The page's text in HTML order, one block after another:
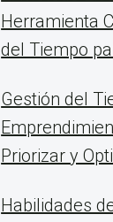
Herramienta
del Tiempo
Gestión del
Priorizar y
Habilidades